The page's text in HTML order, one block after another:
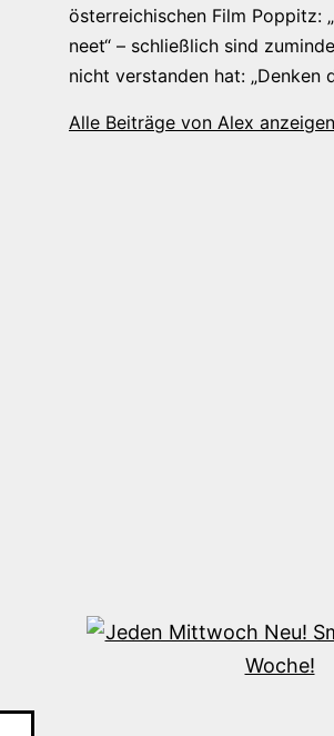
österreichischen Film Poppitz:
neet“ – schließlich sind
nicht verstanden hat: „Denken
Alle Beiträge von Alex